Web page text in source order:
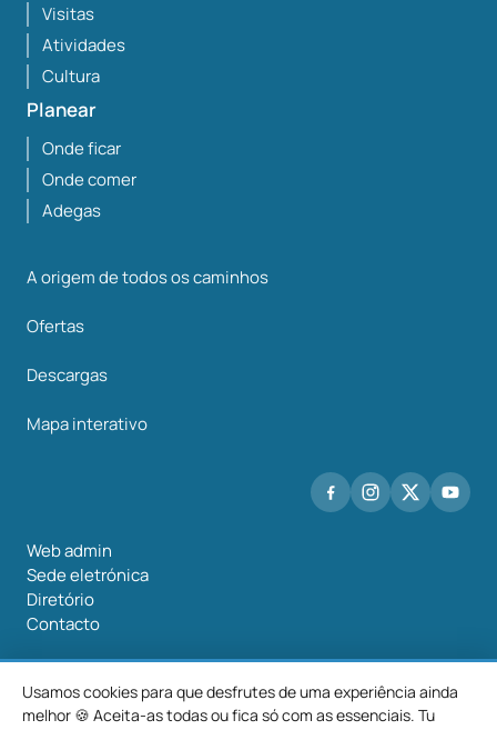
Visitas
Atividades
Cultura
Planear
Onde ficar
Onde comer
Adegas
A origem de todos os caminhos
Ofertas
Descargas
Mapa interativo
Web admin
Sede eletrónica
Diretório
Contacto
©2026 Mancomunidade O Salnés
Usamos cookies para que desfrutes de uma experiência ainda
melhor 🍪 Aceita-as todas ou fica só com as essenciais. Tu